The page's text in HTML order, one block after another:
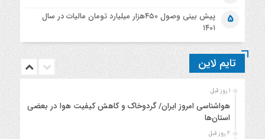
5
پیش بینی وصول ۴۵۰هزار میلیارد تومان مالیات در سال
۱۴۰۱
تایم لاین
1 روز قبل
هواشناسی امروز ایران/ گردوخاک و کاهش کیفیت هوا در بعضی
استان‌ها
2 روز قبل